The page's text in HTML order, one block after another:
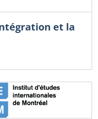
et la